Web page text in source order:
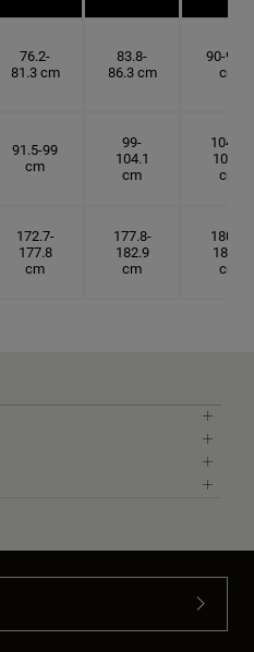
76.2-
81.3 cm
83.8-
86.3 cm
90-91.4
cm
91.5-99
cm
99-
104.1
cm
104.1-
109.2
cm
172.7-
177.8
cm
177.8-
182.9
cm
180.3-
185.5
cm